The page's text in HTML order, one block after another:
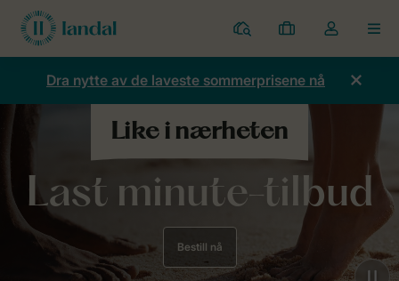
Parker
Mine
bestillinger
Toggle
the
my
Dra nytte av de laveste sommerprisene nå
Last minute-tilbud
Bestill nå